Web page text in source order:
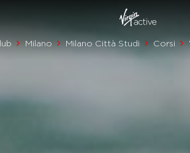
Milano Milano Città Studi Corsi